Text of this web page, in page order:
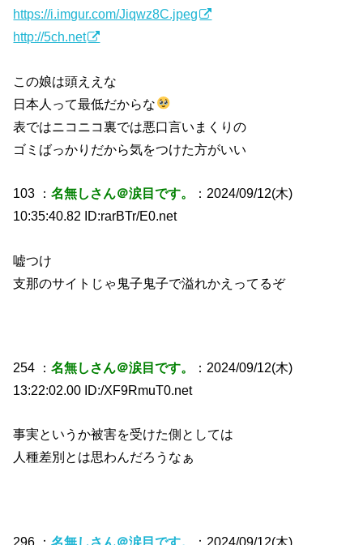
https://i.imgur.com/Jiqwz8C.jpeg
http://5ch.net
この娘は頭ええな
日本人って最低だからな
表ではニコニコ裏では悪口言いまくりの
ゴミばっかりだから気をつけた方がいい
103 ：名無しさん＠涙目です。
：2024/09/12(木)
10:35:40.82 ID:rarBTr/E0.net
嘘つけ
支那のサイトじゃ鬼子鬼子で溢れかえってるぞ
254 ：名無しさん＠涙目です。
：2024/09/12(木)
13:22:02.00 ID:/XF9RmuT0.net
事実というか被害を受けた側としては
人種差別とは思わんだろうなぁ
296 ：名無しさん＠涙目です。 ：2024/09/12(木)